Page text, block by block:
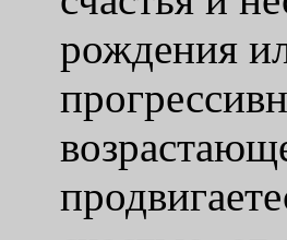
рождения